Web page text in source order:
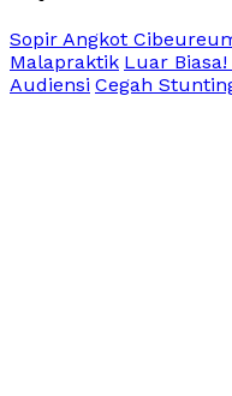
Sopir Angkot
Malapraktik Luar
Audiensi Cegah